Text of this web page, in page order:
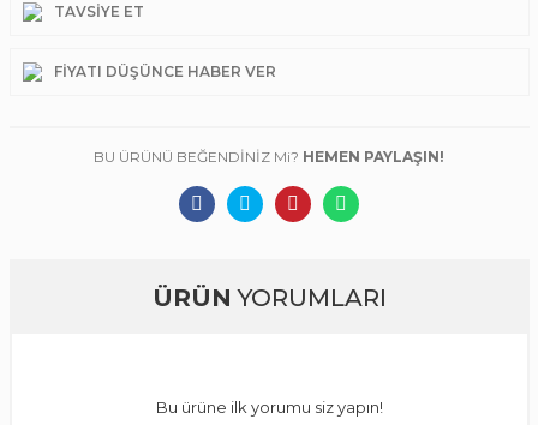
TAVSIYE ET
FIYATI DÜŞÜNCE HABER VER
BU ÜRÜNÜ BEĞENDİNİZ Mi? HEMEN PAYLAŞIN!
ÜRÜN YORUMLARI
Bu ürüne ilk yorumu siz yapın!